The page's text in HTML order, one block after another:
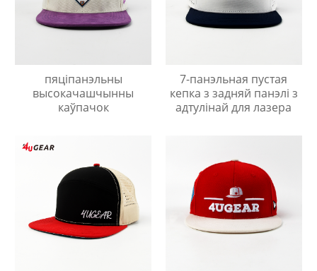
пяціпанэльны
высокачашчынны
каўпачок
7-панэльная пустая
кепка з задняй панэлі з
адтулінай для лазера